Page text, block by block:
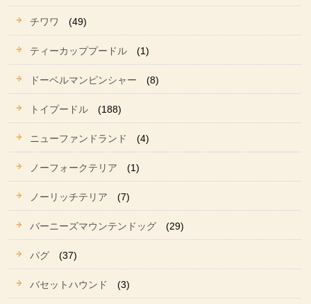
チワワ (49)
ティーカッププードル (1)
ドーベルマンピンシャー (8)
トイプードル (188)
ニューファンドランド (4)
ノーフォークテリア (1)
ノーリッチテリア (7)
バーニーズマウンテンドッグ (29)
パグ (37)
バセットハウンド (3)